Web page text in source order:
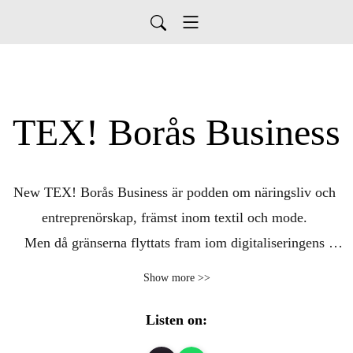
TEX! Borås Business
New TEX! Borås Business är podden om näringsliv och
entreprenörskap, främst inom textil och mode.
Men då gränserna flyttats fram iom digitaliseringens
TEX! Borås Business presenteras av TEX! by
Show more >>
Listen on: